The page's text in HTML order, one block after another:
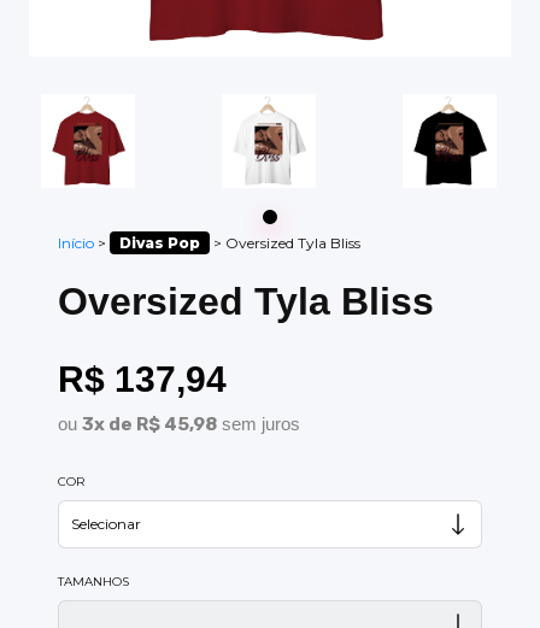
Início > Divas Pop > Oversized Tyla Bliss
Oversized Tyla Bliss
R$ 137,94
ou 3x de R$ 45,98 sem juros
COR
TAMANHOS